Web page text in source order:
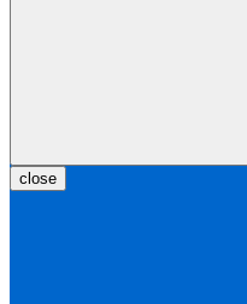
close